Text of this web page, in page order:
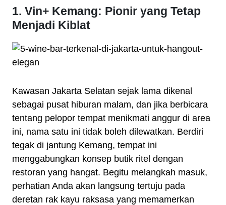
1. Vin+ Kemang: Pionir yang Tetap
Menjadi Kiblat
Kawasan Jakarta Selatan sejak lama dikenal
sebagai pusat hiburan malam, dan jika berbicara
tentang pelopor tempat menikmati anggur di area
ini, nama satu ini tidak boleh dilewatkan. Berdiri
tegak di jantung Kemang, tempat ini
menggabungkan konsep butik ritel dengan
restoran yang hangat. Begitu melangkah masuk,
perhatian Anda akan langsung tertuju pada
deretan rak kayu raksasa yang memamerkan